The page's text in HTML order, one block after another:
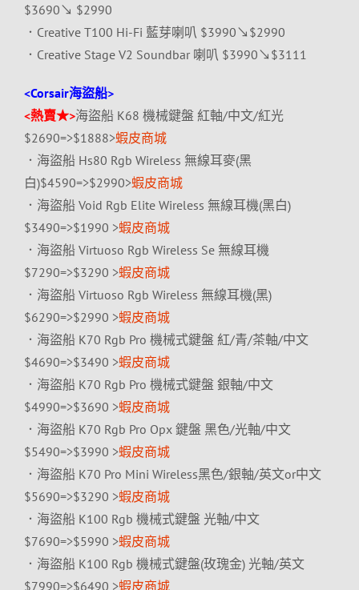
$3690↘ $2990
．Creative T100 Hi-Fi 藍芽喇叭 $3990↘$2990
．Creative Stage V2 Soundbar 喇叭 $3990↘$3111
<Corsair海盜船>
<熱賣★>海盜船 K68 機械鍵盤 紅軸/中文/紅光
$2690=>$1888>蝦皮商城
．海盜船 Hs80 Rgb Wireless 無線耳麥(黑
白)$4590=>$2990>蝦皮商城
．海盜船 Void Rgb Elite Wireless 無線耳機(黑白)
$3490=>$1990 >蝦皮商城
．海盜船 Virtuoso Rgb Wireless Se 無線耳機
$7290=>$3290 >蝦皮商城
．海盜船 Virtuoso Rgb Wireless 無線耳機(黑)
$6290=>$2990 >蝦皮商城
．海盜船 K70 Rgb Pro 機械式鍵盤 紅/青/茶軸/中文
$4690=>$3490 >蝦皮商城
．海盜船 K70 Rgb Pro 機械式鍵盤 銀軸/中文
$4990=>$3690 >蝦皮商城
．海盜船 K70 Rgb Pro Opx 鍵盤 黑色/光軸/中文
$5490=>$3990 >蝦皮商城
．海盜船 K70 Pro Mini Wireless黑色/銀軸/英文or中文
$5690=>$3290 >蝦皮商城
．海盜船 K100 Rgb 機械式鍵盤 光軸/中文
$7690=>$5990 >蝦皮商城
．海盜船 K100 Rgb 機械式鍵盤(玫瑰金) 光軸/英文
$7990=>$6490 >蝦皮商城